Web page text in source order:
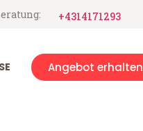
+4314171293
Angebot erhalten